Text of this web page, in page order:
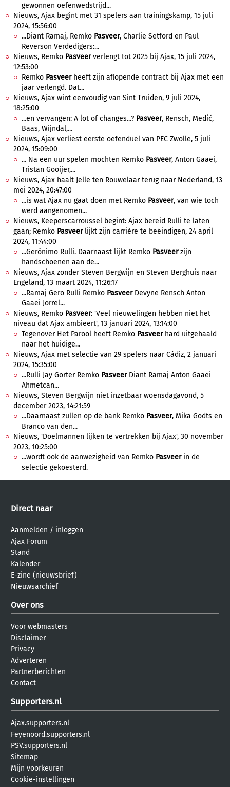
gewonnen oefenwedstrijd...
Nieuws, Ajax begint met 31 spelers aan trainingskamp, 15 juli
2024, 15:56:00
...Diant Ramaj, Remko Pasveer, Charlie Setford en Paul
Reverson Verdedigers:...
Nieuws, Remko Pasveerverlengt tot 2025 bij Ajax, 15 juli 2024,
12:53:00
Remko Pasveerheeft zijn aflopende contract bij Ajax met een
jaar verlengd. Dat...
Nieuws, Ajax wint eenvoudig van Sint Truiden, 9 juli 2024,
18:25:00
...en vervangen: A lot of changes...? Pasveer, Rensch, Medić,
Baas, Wijndal,...
Nieuws, Ajax verliest eerste oefenduel van PEC Zwolle, 5 juli
2024, 15:09:00
... Na een uur spelen mochten Remko Pasveer, Anton Gaaei,
Tristan Gooijer,...
Nieuws, Ajax haalt Jelle ten Rouwelaar terug naar Nederland, 13
mei 2024, 20:47:00
...is wat Ajax nu gaat doen met Remko Pasveer, van wie toch
werd aangenomen...
Nieuws, Keeperscarroussel begint: Ajax bereid Rulli te laten
gaan; Remko Pasveerlijkt zijn carrière te beëindigen, 24 april
2024, 11:44:00
...Gerónimo Rulli. Daarnaast lijkt Remko Pasveerzijn
handschoenen aan de...
Nieuws, Ajax zonder Steven Bergwijn en Steven Berghuis naar
Engeland, 13 maart 2024, 11:26:17
...Ramaj Gero Rulli Remko PasveerDevyne Rensch Anton
Gaaei Jorrel...
Nieuws, Remko Pasveer: 'Veel nieuwelingen hebben niet het
niveau dat Ajax ambieert', 13 januari 2024, 13:14:00
Tegenover Het Parool heeft Remko Pasveerhard uitgehaald
naar het huidige...
Nieuws, Ajax met selectie van 29 spelers naar Cádiz, 2 januari
2024, 15:35:00
...Rulli Jay Gorter Remko PasveerDiant Ramaj Anton Gaaei
Ahmetcan...
Nieuws, Steven Bergwijn niet inzetbaar woensdagavond, 5
december 2023, 14:21:59
...Daarnaast zullen op de bank Remko Pasveer, Mika Godts en
Branco van den...
Nieuws, 'Doelmannen lijken te vertrekken bij Ajax', 30 november
2023, 10:25:00
...wordt ook de aanwezigheid van Remko Pasveerin de
selectie gekoesterd.
Direct naar
Aanmelden / inloggen
Ajax Forum
Stand
Kalender
E-zine (nieuwsbrief)
Nieuwsarchief
Over ons
Voor webmasters
Disclaimer
Privacy
Adverteren
Partnerberichten
Contact
Supporters.nl
Ajax.supporters.nl
Feyenoord.supporters.nl
PSV.supporters.nl
Sitemap
Mijn voorkeuren
Cookie-instellingen